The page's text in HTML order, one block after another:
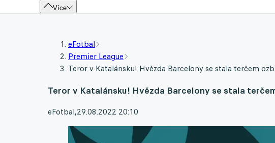
Více
eFotbal
Premier League
Teror v Katalánsku! Hvězda Barcelony se stala terčem
Teror v Katalánsku! Hvězda Barcelony se stala
eFotbal,29.08.2022 20:10